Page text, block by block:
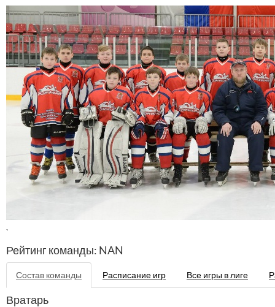
`
Рейтинг команды: NAN
Состав команды Расписание игр Все игры в лиге
Вратарь